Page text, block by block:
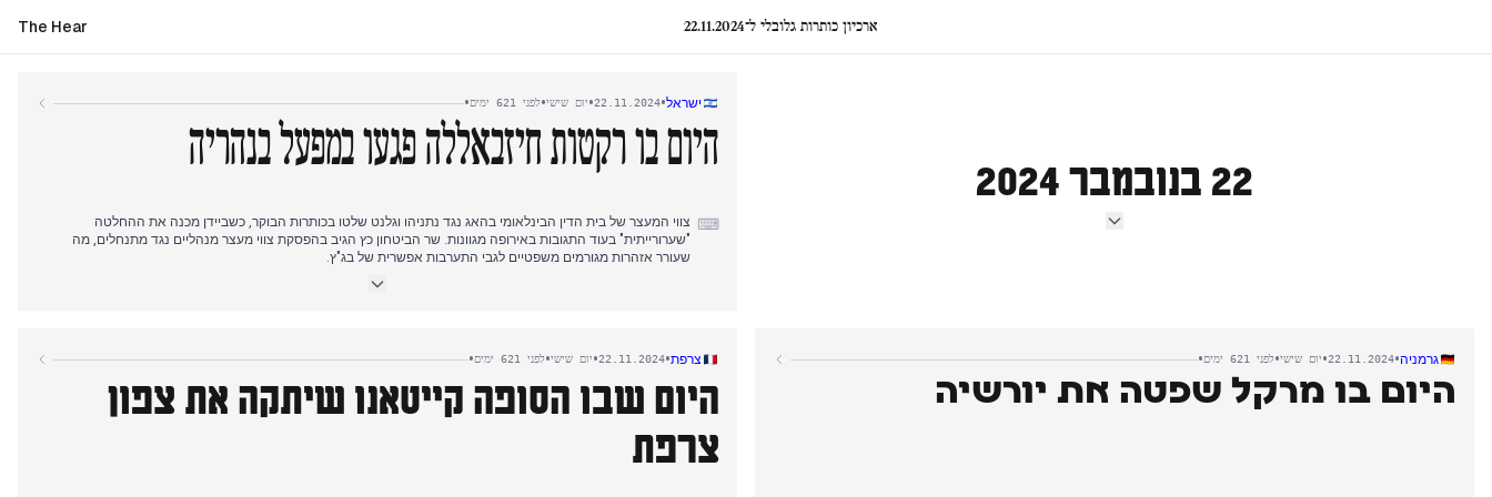
The Hear ארכיון כותרות גלובלי ל־22.11.2024
22 בנובמבר 2024
ישראל•
22.11.2024
•יום שישי•לפני 621 ימים •
היום בו רקטות חיזבאללה פגעו במפעל בנהריה
⌨ צווי המעצר של בית הדין הבינלאומי בהאג נגד נתניהו וגלנט שלטו בכותרות הבוקר, כשביידן מכנה את ההחלטה
"שערורייתית" בעוד התגובות באירופה מגוונות. שר הביטחון כץ הגיב בהפסקת צווי מעצר מנהליים נגד מתנחלים, מה
שעורר אזהרות מגורמים משפטיים לגבי התערבות אפשרית של בג"ץ.
חיזבאללה שיגר 30 רקטות לעבר חיפה והגליל המערבי עד אמצע היום, עם פגיעות ישירות במפעל זוגלובק בנהריה. צה"ל
המגעים של המתווך האמריקאי הוכשטיין להפסקת אש הראו התקדמות, כאשר גורמים בלבנון מביעים אופטימיות למרות
גרמניה•
22.11.2024
•יום שישי•לפני 621 ימים •
היום בו מרקל שפטה את יורשיה
צרפת•
22.11.2024
•יום שישי•לפני 621 ימים •
היום שבו הסופה קייטאנו שיתקה את צפון
צרפת